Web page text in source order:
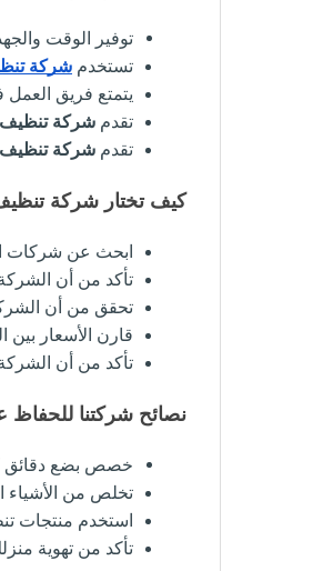
توفير الوقت
تستخدم شركة
يتمتع فريق العمل
تقدم شركة تنظيف
تقدم شركة تنظيف
كيف تختار شركة
ابحث عن شركات
تأكد من أن
تحقق من أن
قارن الأسعار بين
تأكد من أن
نصائح شركتنا للحفاظ
خصص بضع دقائق
تخلص من الأشياء
استخدم منتجات
تأكد من تهوية